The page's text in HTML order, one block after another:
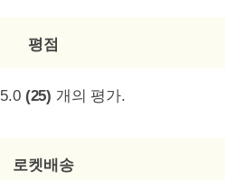
평점
5.0 (25) 개의 평가.
로켓배송